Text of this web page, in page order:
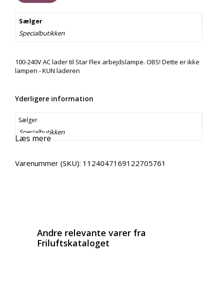
Sælger
Specialbutikken
100-240V AC lader til Star Flex arbejdslampe. OBS! Dette er ikke
lampen - KUN laderen
Yderligere information
Sælger
Specialbutikken
Læs mere
Varenummer (SKU): 1124047169122705761
Andre relevante varer fra
Friluftskataloget